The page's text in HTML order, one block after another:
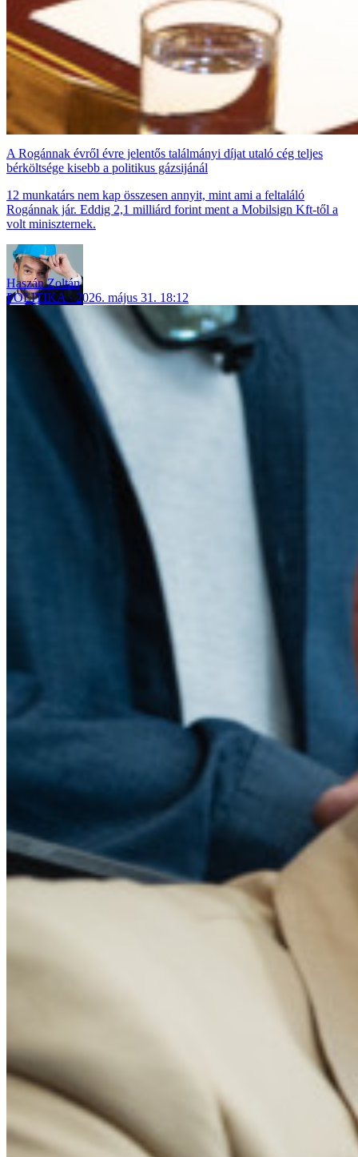
A Rogánnak évről évre jelentős találmányi díjat utaló cég teljes
bérköltsége kisebb a politikus gázsijánál
12 munkatárs nem kap összesen annyit, mint ami a feltaláló
Rogánnak jár. Eddig 2,1 milliárd forint ment a Mobilsign Kft-től a
volt miniszternek.
Haszán Zoltán
POLITIKA
2026. május 31. 18:12